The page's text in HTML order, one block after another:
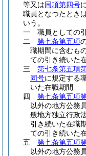
等又は同項第四号
職員となつたとき
いう。
一
職員としての
二
第七条第五項
職期間に含むも
ての引き続いた
三
第七条第五項
同号に規定する
いた在職期間
四
第七条第五項
以外の地方公務
般地方独立行政
引き続いた在職
ての引き続いた
五
第七条第五項
以外の地方公務